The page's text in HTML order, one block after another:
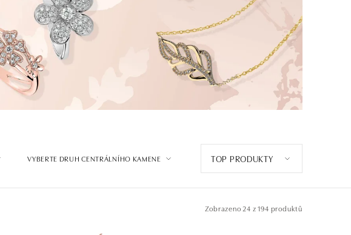
VYBERTE DRUH CENTRÁLNÍHO KAMENE TOP PRODUKTY
Zobrazeno24 z 194 produktů